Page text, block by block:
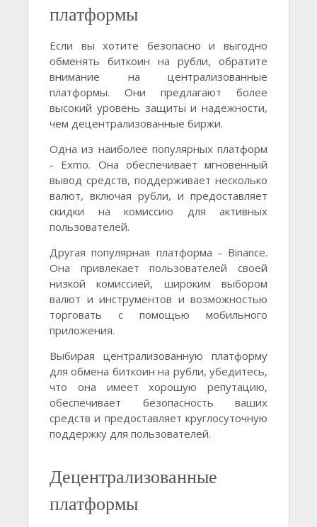
платформы
Если вы хотите безопасно и выгодно
обменять биткоин на рубли, обратите
внимание на централизованные
платформы. Они предлагают более
высокий уровень защиты и надежности,
чем децентрализованные биржи.
Одна из наиболее популярных платформ
- Exmo. Она обеспечивает мгновенный
вывод средств, поддерживает несколько
валют, включая рубли, и предоставляет
скидки на комиссию для активных
пользователей.
Другая популярная платформа - Binance.
Она привлекает пользователей своей
низкой комиссией, широким выбором
валют и инструментов и возможностью
торговать с помощью мобильного
приложения.
Выбирая централизованную платформу
для обмена биткоин на рубли, убедитесь,
что она имеет хорошую репутацию,
обеспечивает безопасность ваших
средств и предоставляет круглосуточную
поддержку для пользователей.
Децентрализованные
платформы